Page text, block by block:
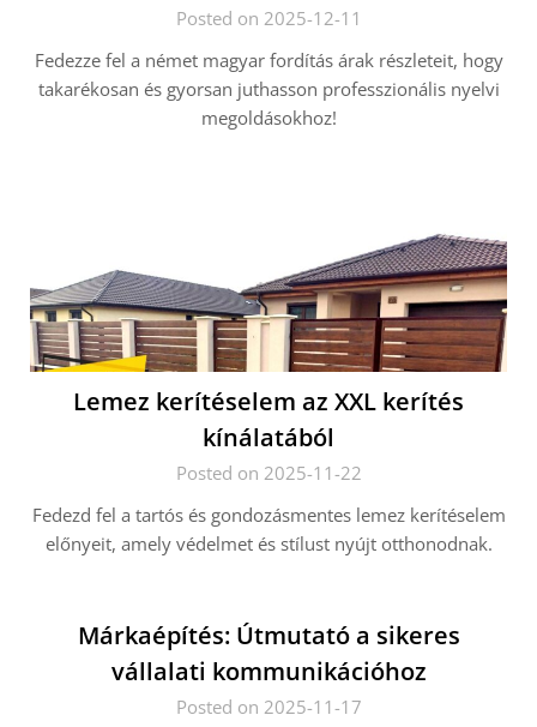
Posted on 2025-12-11
Fedezze fel a német magyar fordítás árak részleteit, hogy
takarékosan és gyorsan juthasson professzionális nyelvi
megoldásokhoz!
Lemez kerítéselem az XXL kerítés
kínálatából
Posted on 2025-11-22
Fedezd fel a tartós és gondozásmentes lemez kerítéselem
előnyeit, amely védelmet és stílust nyújt otthonodnak.
Márkaépítés: Útmutató a sikeres
vállalati kommunikációhoz
Posted on 2025-11-17